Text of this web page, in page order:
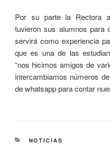
Por su parte la Rectora
tuvieron sus alumnos para
servirá como experiencia
que es una de las
“nos hicimos amigos de
intercambiamos números
de whatsapp para contar
NOTICIAS